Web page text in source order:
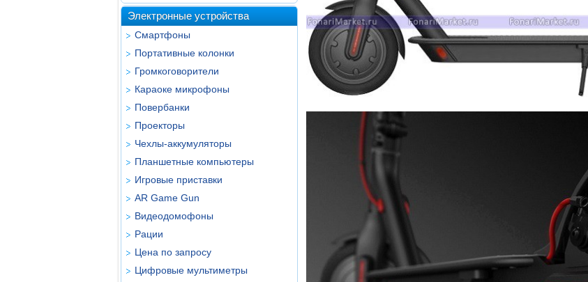
Электронные устройства
Смартфоны
Портативные колонки
Громкоговорители
Караоке микрофоны
Повербанки
Проекторы
Чехлы-аккумуляторы
Планшетные компьютеры
Игровые приставки
AR Game Gun
Видеодомофоны
Рации
Цена по запросу
Цифровые мультиметры